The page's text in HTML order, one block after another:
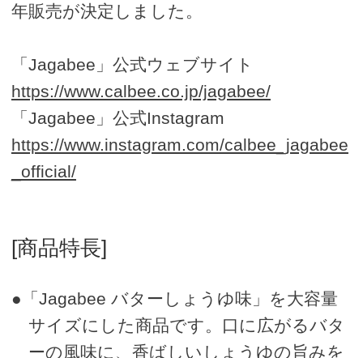
年販売が決定しました。
「Jagabee」公式ウェブサイト
https://www.calbee.co.jp/jagabee/
「Jagabee」公式Instagram
https://www.instagram.com/calbee_jagabee
_official/
[商品特長]
●「Jagabee バターしょうゆ味」を大容量
サイズにした商品です。口に広がるバタ
ーの風味に、香ばしいしょうゆの旨みを